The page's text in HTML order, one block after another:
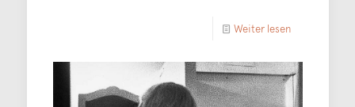
Weiter lesen